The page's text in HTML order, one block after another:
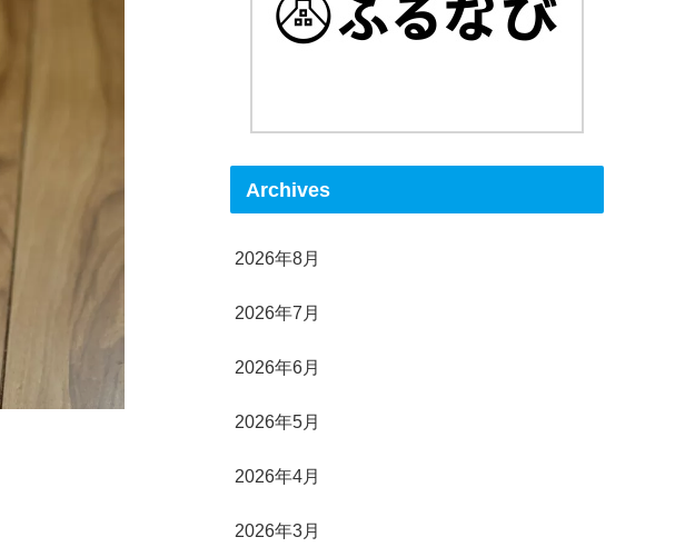
Archives
2026年8月
2026年7月
2026年6月
2026年5月
2026年4月
2026年3月